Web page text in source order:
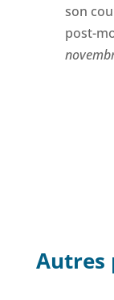
son
post-
Autres